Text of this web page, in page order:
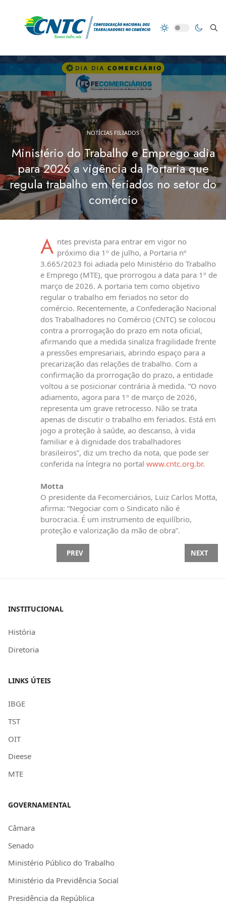
NOTÍCIAS FILIADOS
Ministério do Trabalho e Emprego adia
para 2026 a vigência da Portaria que
regula trabalho em feriados no setor do
comércio
A ntes prevista para entrar em vigor no
próximo dia 1º de julho, a Portaria nº
3.665/2023 foi adiada pelo Ministério do Trabalho
e Emprego (MTE), que prorrogou a data para 1º de
março de 2026. A portaria tem como objetivo
regular o trabalho em feriados no setor do
comércio. Recentemente, a Confederação Nacional
dos Trabalhadores no Comércio (CNTC) se colocou
contra a prorrogação do prazo em nota oficial,
afirmando que a medida sinaliza fragilidade frente
a pressões empresariais, abrindo espaço para a
precarização das relações de trabalho. Com a
confirmação da prorrogação do prazo, a entidade
voltou a se posicionar contrária à medida. “O novo
adiamento, agora para 1º de março de 2026,
representa um grave retrocesso. Não se trata
apenas de discutir o trabalho em feriados. Está em
jogo a proteção à saúde, ao descanso, à vida
familiar e à dignidade dos trabalhadores
brasileiros”, diz um trecho da nota, que pode ser
conferida na íntegra no portal www.cntc.org.br.
Motta
O presidente da Fecomerciários, Luiz Carlos Motta,
afirma: “Negociar com o Sindicato não é
burocracia. É um instrumento de equilíbrio,
proteção e valorização da mão de obra”.
PREVIOUS ARTICLE: SINDICATOS FILIADOS À
PREV NEXT
NEXT
INSTITUCIONAL
História
Diretoria
LINKS ÚTEIS
IBGE
TST
OIT
Dieese
MTE
GOVERNAMENTAL
Câmara
Senado
Ministério Público do Trabalho
Ministério da Previdência Social
Presidência da República